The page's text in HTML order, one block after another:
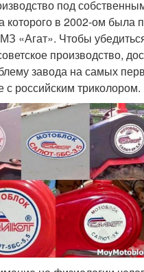
под
которого в 2002-ом была
«Агат». Чтобы
производство,
завода на самых
с российским триколором.